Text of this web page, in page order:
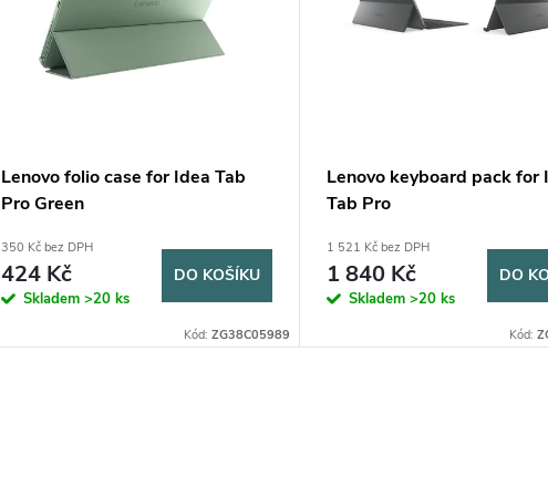
Lenovo folio case for Idea Tab
Pro Green
350 Kč bez DPH
424 Kč
Skladem >20 ks
DO KOŠÍKU
Kód: ZG38C05989
Lenovo keyboard pack for
Tab Pro
1 521 Kč bez DPH
1 840 Kč
Skladem >20 ks
DO
Kód: